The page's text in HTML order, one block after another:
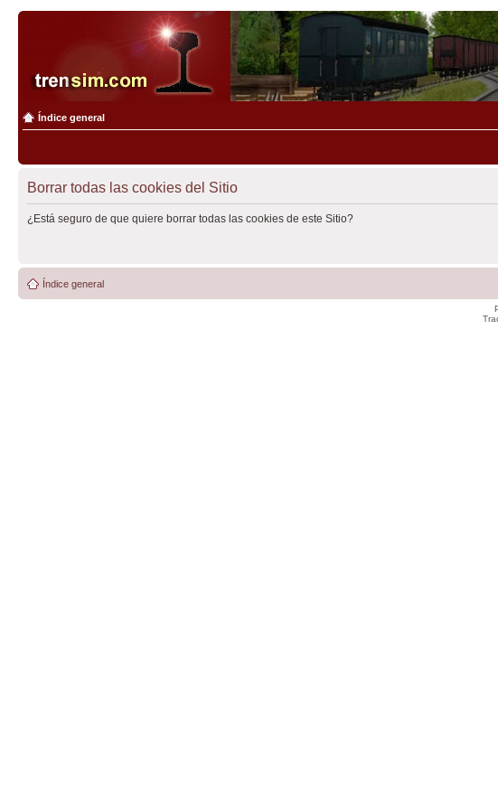
Índice general
Borrar todas las cookies del Sitio
¿Está seguro de que quiere borrar todas las cookies de este Sitio?
Índice general